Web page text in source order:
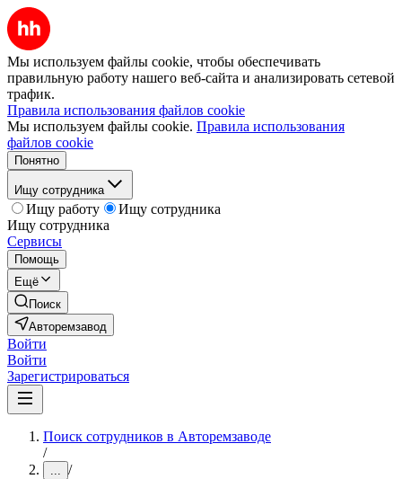
Мы используем файлы cookie, чтобы обеспечивать
правильную работу нашего веб-сайта и анализировать сетевой
трафик.
Правила использования файлов cookie
Мы используем файлы cookie. Правила использования
файлов cookie
Понятно
Ищу сотрудника
Ищу работу
Ищу сотрудника
Ищу сотрудника
Сервисы
Помощь
Ещё
Поиск
Авторемзавод
Войти
Войти
Зарегистрироваться
Поиск сотрудников в Авторемзаводе
/
... /